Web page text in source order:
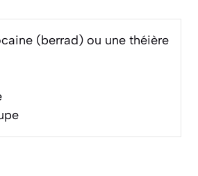
(berrad) ou une théière